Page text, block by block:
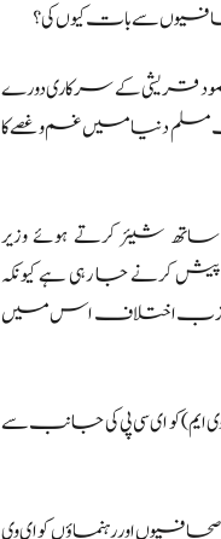
سے بات کیوں کی؟
قریشی کے سرکاری دورے
دنیا میں غم و غصے کا
شیئر کرتے ہوئے وزیر
کی رپورٹ 2020-2019کو پارلیمنٹ میں پیش کرنے جا رہی ہے کیونکہ
اگر حزب اختلاف اس میں
کو ای سی پی کی جانب سے